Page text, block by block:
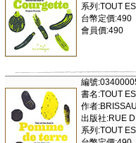
系列:TOUT
台幣定價:490
會員價:490
編號
書名:TOUT
作者
出版社:RUE
系列:TOUT